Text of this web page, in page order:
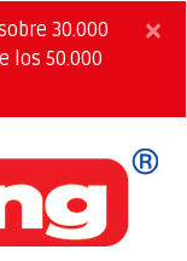
30.000
los 50.000
×